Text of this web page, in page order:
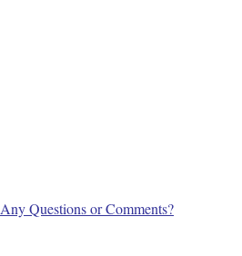
Any Questions or Comments?